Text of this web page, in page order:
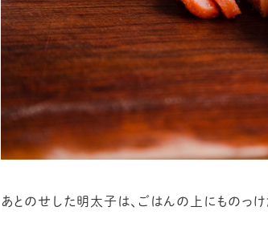
あとのせした明太子は、ごはんの上にものっけ